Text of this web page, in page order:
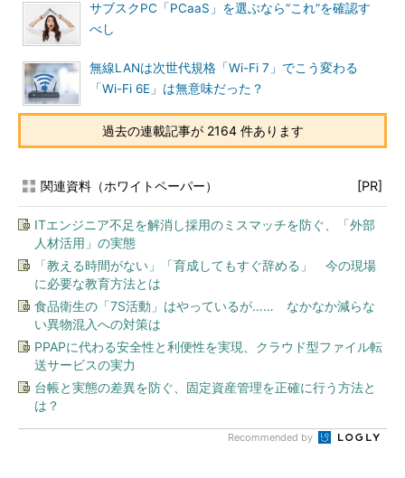
サブスクPC「PCaaS」を選ぶなら“これ”を確認す
べし
無線LANは次世代規格「Wi-Fi 7」でこう変わる
「Wi-Fi 6E」は無意味だった？
過去の連載記事が 2164 件あります
関連資料（ホワイトペーパー） [PR]
ITエンジニア不足を解消し採用のミスマッチを防ぐ、「外部
人材活用」の実態
「教える時間がない」「育成してもすぐ辞める」 今の現場
に必要な教育方法とは
食品衛生の「7S活動」はやっているが…… なかなか減らな
い異物混入への対策は
PPAPに代わる安全性と利便性を実現、クラウド型ファイル転
送サービスの実力
台帳と実態の差異を防ぐ、固定資産管理を正確に行う方法と
は？
Recommended by